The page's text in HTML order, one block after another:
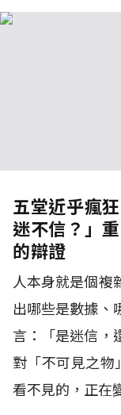
五堂近乎瘋
迷不信？」
的辯證
人本身就是個複
出哪些是數據、
言：「是迷信，
對「不可見之物
看不見的，正在